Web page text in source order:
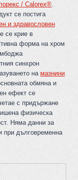
/ Calorex®.
се постига
и здравословен
се крие в
форма на хром
синхрон
на мазнини
обмяна и
ефект се
с придържане
физическа
Няма данни за
при дълговременна